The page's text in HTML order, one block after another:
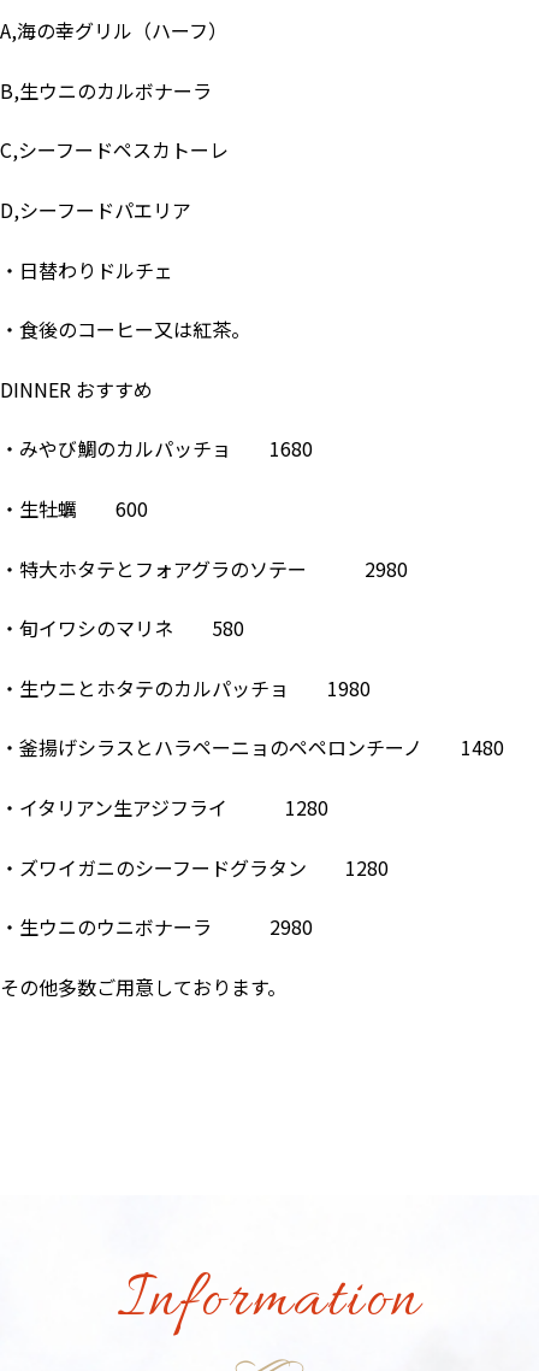
A,海の幸グリル（ハーフ）
B,生ウニのカルボナーラ
C,シーフードペスカトーレ
D,シーフードパエリア
・日替わりドルチェ
・食後のコーヒー又は紅茶。
DINNER おすすめ
・みやび鯛のカルパッチョ 1680
・生牡蠣 600
・特大ホタテとフォアグラのソテー 2980
・旬イワシのマリネ 580
・生ウニとホタテのカルパッチョ 1980
・釜揚げシラスとハラペーニョのペペロンチーノ 1480
・イタリアン生アジフライ 1280
・ズワイガニのシーフードグラタン 1280
・生ウニのウニボナーラ 2980
その他多数ご用意しております。
Information